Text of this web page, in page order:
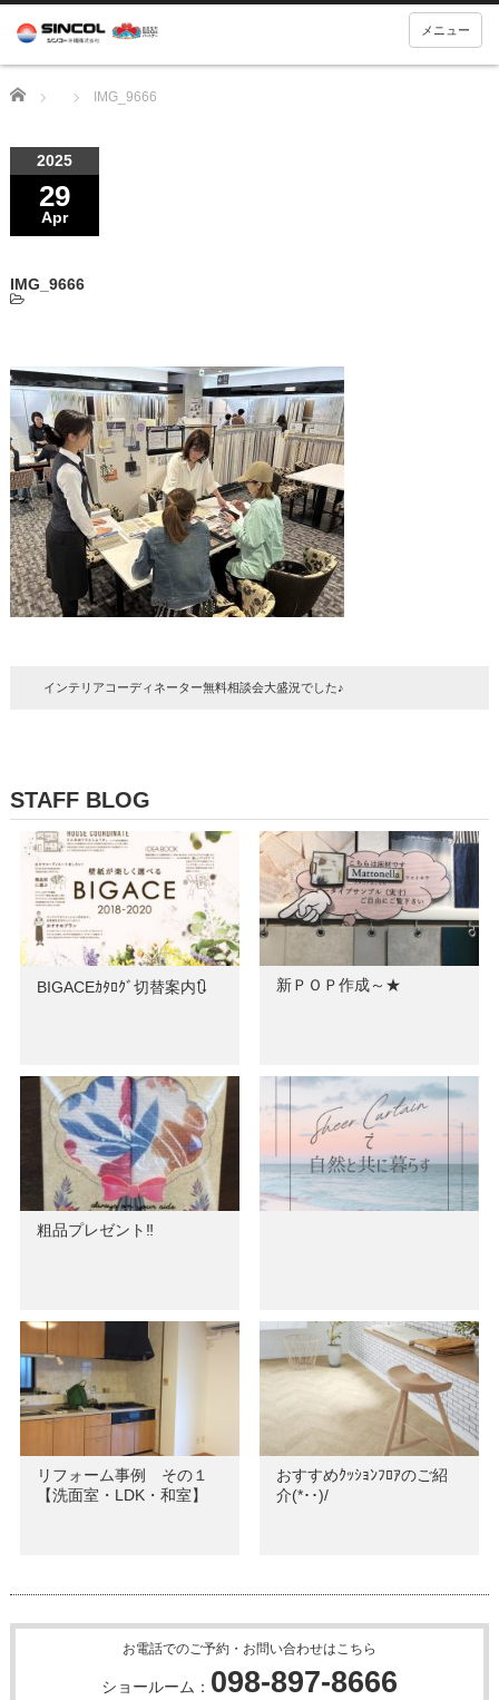
メニュー
Home IMG_9666
2025
29
Apr
IMG_9666
インテリアコーディネーター無料相談会大盛況でした♪
STAFF BLOG
BIGACEｶﾀﾛｸﾞ切替案内🔃 新ＰＯＰ作成～★
粗品プレゼント‼
リフォーム事例 その１
【洗面室・LDK・和室】
おすすめｸｯｼｮﾝﾌﾛｱのご紹
介(*･･)/
お電話でのご予約・お問い合わせはこちら
ショールーム： 098-897-8666